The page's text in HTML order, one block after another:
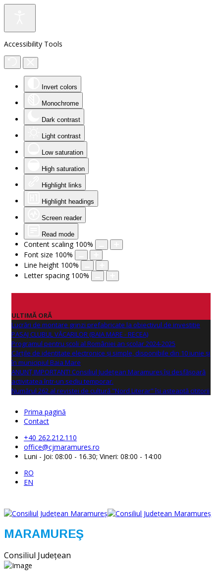
Accessibility Tools
Invert colors
Monochrome
Dark contrast
Light contrast
Low saturation
High saturation
Highlight links
Highlight headings
Screen reader
Read mode
Content scaling 100%
Font size 100%
Line height 100%
Letter spacing 100%
ULTIMĂ ORĂ
Lucrări de montare grinzi prefabricate la obiectivul de investitie
PASAJ CLUBUL VĂCARILOR (BAIA MARE - RECEA)
Programul pentru școli al României an școlar 2024-2025
Cărțile de identitate electronice și simple, disponibile din 10 iunie și
în municipiul Baia Mare
ANUNŢ IMPORTANT! Consiliul Județean Maramureș își desfășoară
activitatea într-un sediu temporar.
Numărul 262 al revistei de cultură "Nord Literar" își așteaptă cititorii
Prima pagină
Contact
+40 262.212.110
office@cjmaramures.ro
Luni - Joi: 08:00 - 16.30; Vineri: 08:00 - 14:00
RO
EN
MARAMUREŞ
Consiliul Judeţean